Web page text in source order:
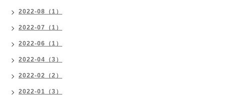
2022-08（1）
2022-07（1）
2022-06（1）
2022-04（3）
2022-02（2）
2022-01（3）